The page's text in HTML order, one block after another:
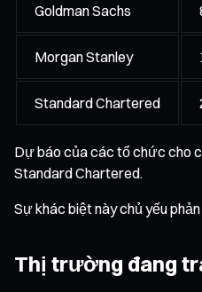
Goldman Sachs
Morgan Stanley
Standard Chartered
Dự báo của các tổ chức cho
Standard Chartered.
Sự khác biệt này chủ yếu
Thị trường đang